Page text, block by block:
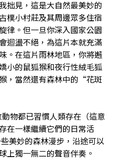
拙見，這是大自然最美妙的
樸小村莊及其周邊眾多住宿
律。但一旦你深入國家公園
迴盪不絕，為這片本就充滿
。在這片雨林地區，你將邂
小的鼠狐猴和夜行性絨毛狐
，當然還有森林中的“花斑
物都已習慣人類存在（這意
在一樣繼續它們的日常活
美妙的森林漫步，沿途可以
上獨一無二的聲音伴奏。